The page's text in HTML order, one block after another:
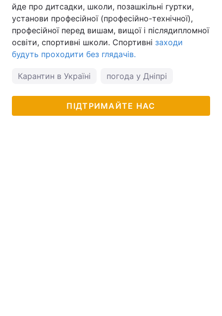
йде про дитсадки, школи, позашкільні гуртки,
установи професійної (професійно-технічної),
професійної перед вишам, вищої і післядипломної
освіти, спортивні школи. Спортивні заходи
будуть проходити без глядачів.
Карантин в Україні погода у Дніпрі
ПІДТРИМАЙТЕ НАС